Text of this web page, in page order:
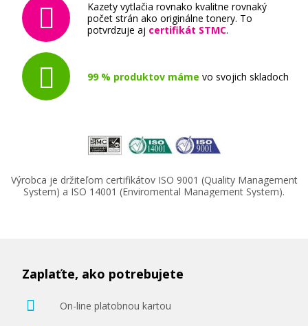
Kazety vytlačia rovnako kvalitne rovnaký
počet strán ako originálne tonery. To
potvrdzuje aj certifikát STMC.
99 % produktov máme vo svojich skladoch
Výrobca je držiteľom certifikátov ISO 9001 (Quality Management
System) a ISO 14001 (Enviromental Management System).
Zaplaťte, ako potrebujete
On-line platobnou kartou